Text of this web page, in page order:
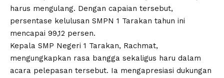
harus mengulang. Dengan capaian tersebut,
persentase kelulusan SMPN 1 Tarakan tahun ini
mencapai 99,12 persen.
Kepala SMP Negeri 1 Tarakan, Rachmat,
mengungkapkan rasa bangga sekaligus haru dalam
acara pelepasan tersebut. Ia mengapresiasi dukungan